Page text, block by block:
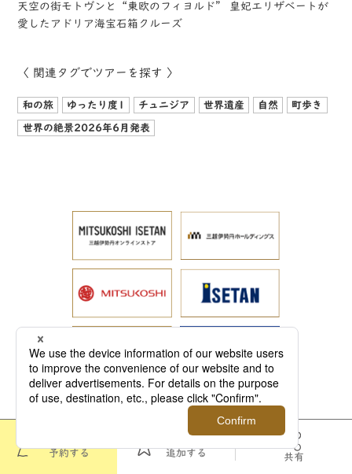
予約する
追加する
共有
天空の街モトヴンと“東欧のフィヨルド” 皇妃エリザベートが
愛したアドリア海宝石箱クルーズ
〈 関連タグでツアーを探す 〉
和の旅 ゆったり度1 チュニジア 世界遺産 自然 町歩き
世界の絶景2026年6月発表